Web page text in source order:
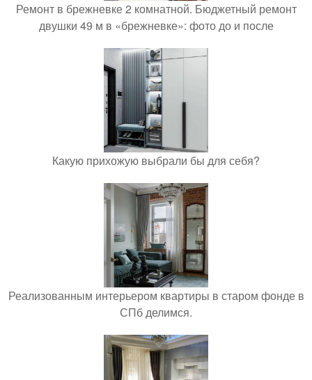
Ремонт в брежневке 2 комнатной. Бюджетный ремонт
двушки 49 м в «брежневке»: фото до и после
Какую прихожую выбрали бы для себя?
Реализованным интерьером квартиры в старом фонде в
СПб делимся.